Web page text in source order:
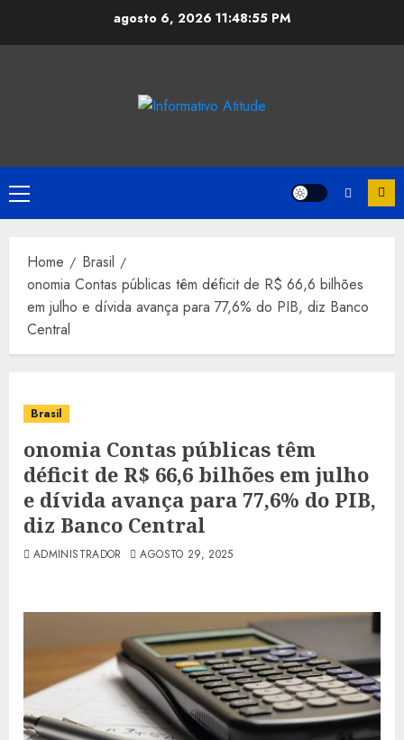
agosto 6, 2026 11:48:56 PM
Primary
Menu
Home
Brasil
onomia Contas públicas têm déficit de R$ 66,6 bilhões
em julho e dívida avança para 77,6% do PIB, diz Banco
Central
Brasil
onomia Contas públicas têm
déficit de R$ 66,6 bilhões em julho
e dívida avança para 77,6% do PIB,
diz Banco Central
ADMINISTRADOR AGOSTO 29, 2025